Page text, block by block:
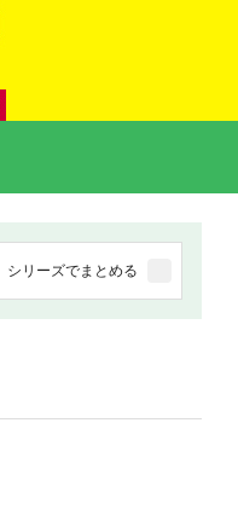
シリーズでまとめる